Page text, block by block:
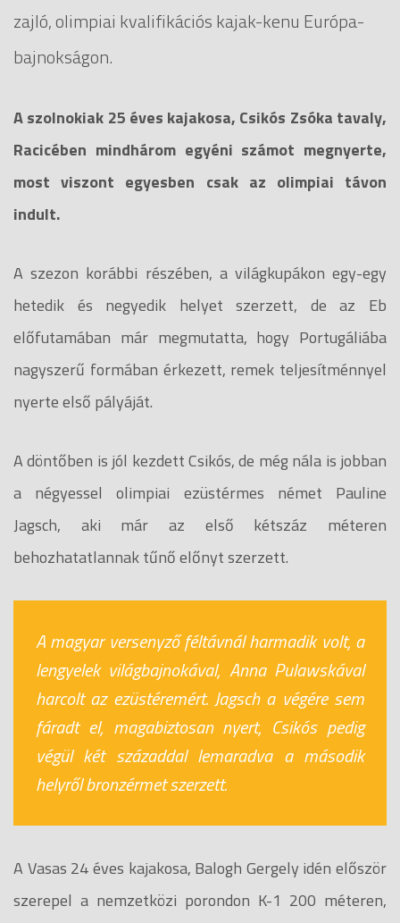
zajló, olimpiai kvalifikációs kajak-kenu Európa-
bajnokságon.
A szolnokiak 25 éves kajakosa, Csikós Zsóka tavaly,
Racicében mindhárom egyéni számot megnyerte,
most viszont egyesben csak az olimpiai távon
indult.
A szezon korábbi részében, a világkupákon egy-egy
hetedik és negyedik helyet szerzett, de az Eb
előfutamában már megmutatta, hogy Portugáliába
nagyszerű formában érkezett, remek teljesítménnyel
nyerte első pályáját.
A döntőben is jól kezdett Csikós, de még nála is jobban
a négyessel olimpiai ezüstérmes német Pauline
Jagsch, aki már az első kétszáz méteren
behozhatatlannak tűnő előnyt szerzett.
A magyar versenyző féltávnál harmadik volt, a
lengyelek világbajnokával, Anna Pulawskával
harcolt az ezüstéremért. Jagsch a végére sem
fáradt el, magabiztosan nyert, Csikós pedig
végül két századdal lemaradva a második
helyről bronzérmet szerzett.
A Vasas 24 éves kajakosa, Balogh Gergely idén először
szerepel a nemzetközi porondon K-1 200 méteren,